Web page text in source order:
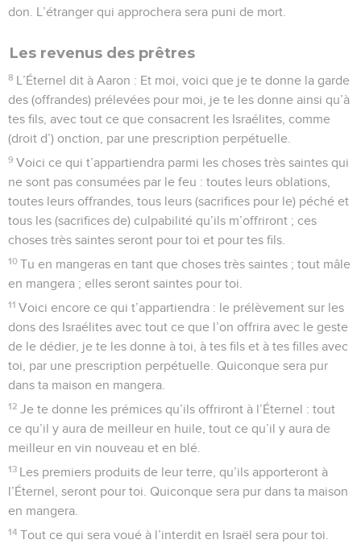
don. L’étranger qui approchera sera puni de mort.
Les revenus des prêtres
8 L’Éternel dit à Aaron : Et moi, voici que je te donne la garde
des (offrandes) prélevées pour moi, je te les donne ainsi qu’à
tes fils, avec tout ce que consacrent les Israélites, comme
(droit d’) onction, par une prescription perpétuelle.
9 Voici ce qui t’appartiendra parmi les choses très saintes qui
ne sont pas consumées par le feu : toutes leurs oblations,
toutes leurs offrandes, tous leurs (sacrifices pour le) péché et
tous les (sacrifices de) culpabilité qu’ils m’offriront ; ces
choses très saintes seront pour toi et pour tes fils.
10 Tu en mangeras en tant que choses très saintes ; tout mâle
en mangera ; elles seront saintes pour toi.
11 Voici encore ce qui t’appartiendra : le prélèvement sur les
dons des Israélites avec tout ce que l’on offrira avec le geste
de le dédier, je te les donne à toi, à tes fils et à tes filles avec
toi, par une prescription perpétuelle. Quiconque sera pur
dans ta maison en mangera.
12 Je te donne les prémices qu’ils offriront à l’Éternel : tout
ce qu’il y aura de meilleur en huile, tout ce qu’il y aura de
meilleur en vin nouveau et en blé.
13 Les premiers produits de leur terre, qu’ils apporteront à
l’Éternel, seront pour toi. Quiconque sera pur dans ta maison
en mangera.
14 Tout ce qui sera voué à l’interdit en Israël sera pour toi.